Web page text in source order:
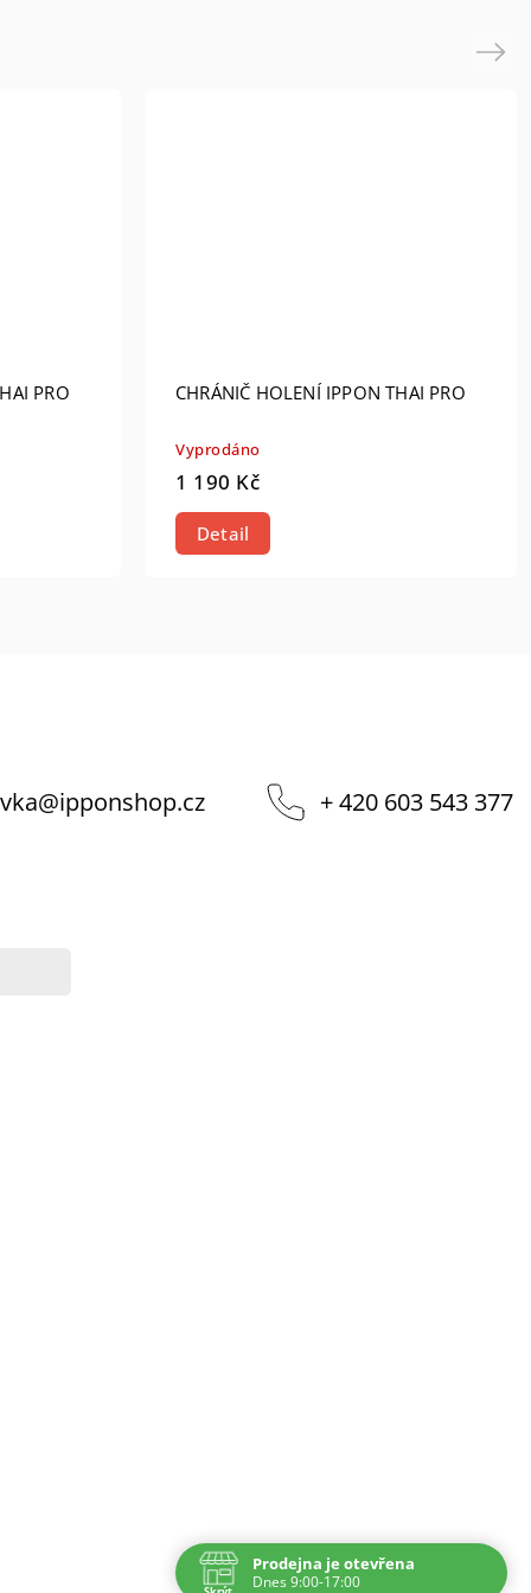
PRO
CHRÁNIČ HOLENÍ IPPON THAI PRO
Vyprodáno
1 190 Kč
Detail
Next
@ipponshop.cz + 420 603 543 377
Prodejna je otevřena
Dnes 9:00-17:00